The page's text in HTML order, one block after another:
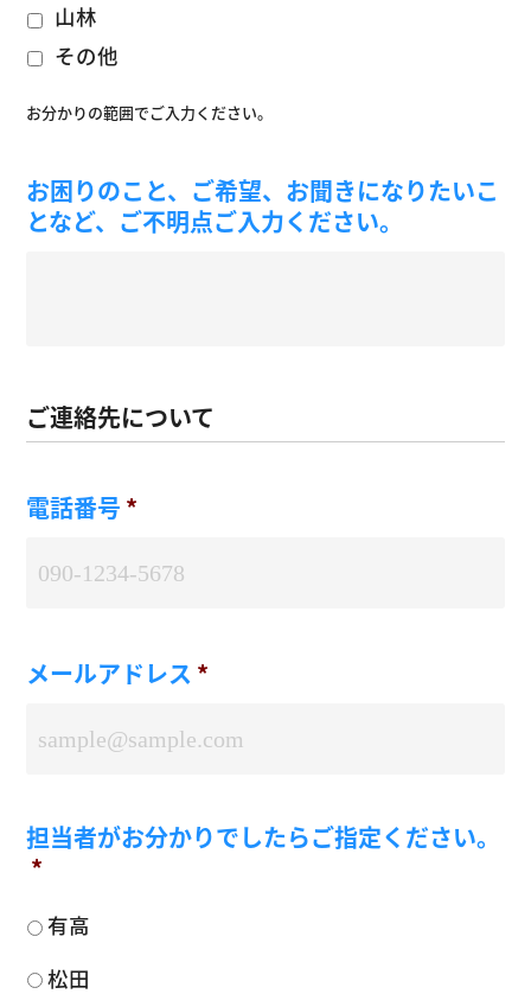
山林
その他
お分かりの範囲でご入力ください。
お困りのこと、ご希望、お聞きになりたいこ
となど、ご不明点ご入力ください。
ご連絡先について
電話番号 *
メールアドレス *
担当者がお分かりでしたらご指定ください。
*
有高
松田